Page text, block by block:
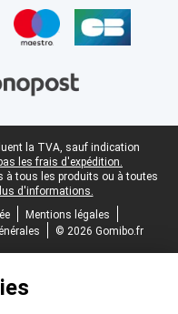
la TVA, sauf indication
les frais d'expédition.
à tous les produits ou à toutes
d'informations.
Mentions légales
© 2026 Gomibo.fr